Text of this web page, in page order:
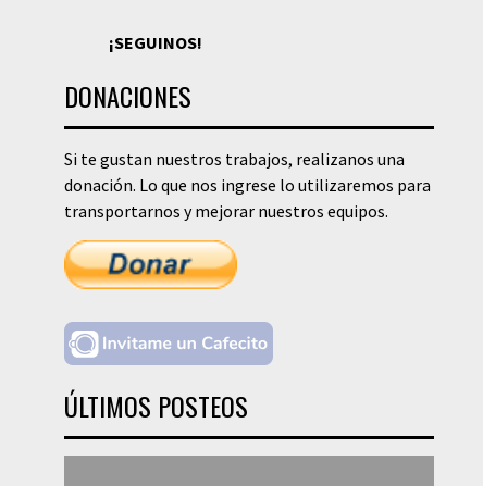
¡SEGUINOS!
DONACIONES
Si te gustan nuestros trabajos, realizanos una
donación. Lo que nos ingrese lo utilizaremos para
transportarnos y mejorar nuestros equipos.
ÚLTIMOS POSTEOS